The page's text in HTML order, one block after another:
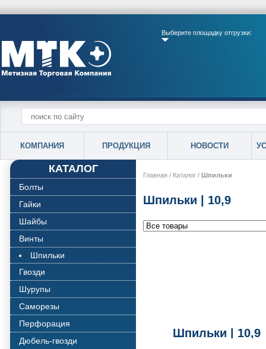
Выберите площадку отгрузки:
КОМПАНИЯ ПРОДУКЦИЯ НОВОСТИ
КАТАЛОГ
Болты
Гайки
Шайбы
Винты
Шпильки
Гвозди
Шурупы
Саморезы
Перфорация
Дюбель-гвозди
Главная / Каталог / Шпильки
Шпильки | 10,9
Шпильки | 10,9